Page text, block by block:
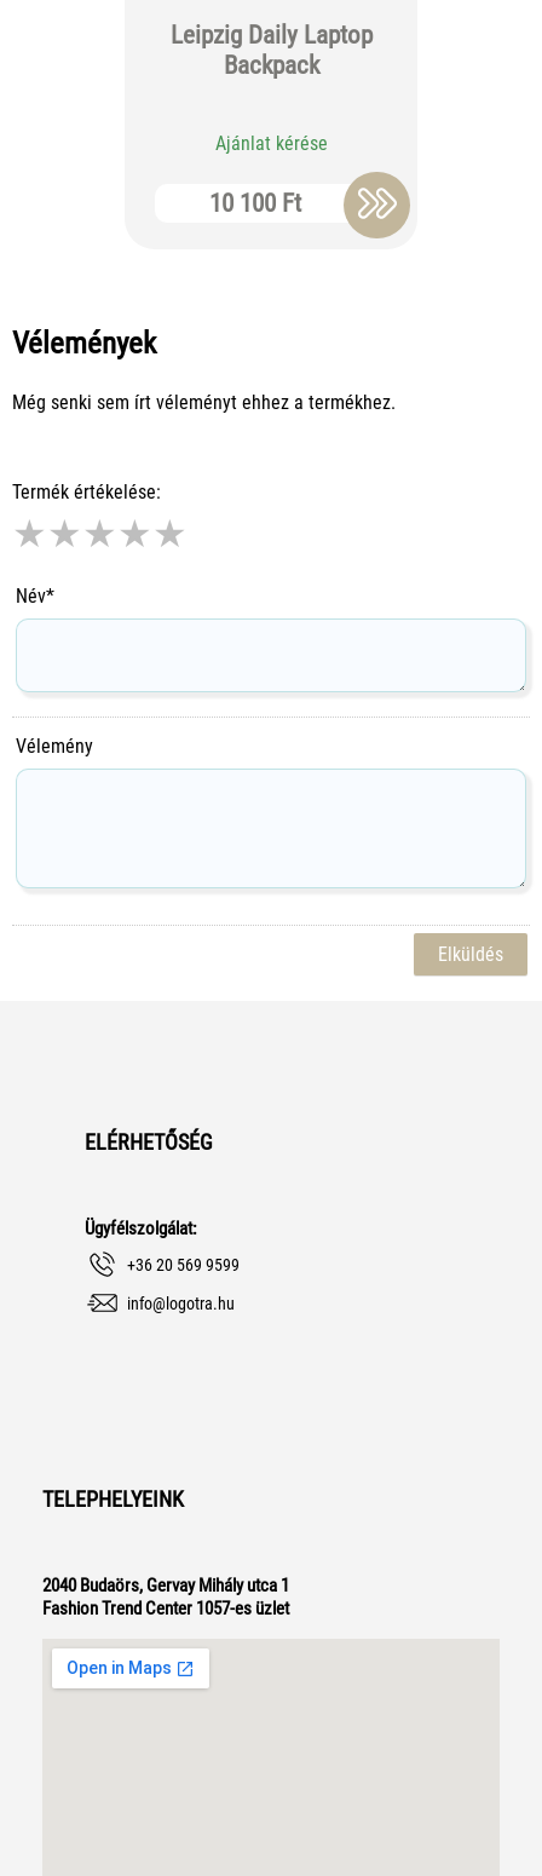
Leipzig Daily Laptop
Backpack
Ajánlat kérése
10 100 Ft
Vélemények
Még senki sem írt véleményt ehhez a termékhez.
Termék értékelése:
★★★★★
Név*
Vélemény
ELÉRHETŐSÉG
Ügyfélszolgálat:
+36 20 569 9599
info@logotra.hu
TELEPHELYEINK
2040 Budaörs, Gervay Mihály utca 1
Fashion Trend Center 1057-es üzlet